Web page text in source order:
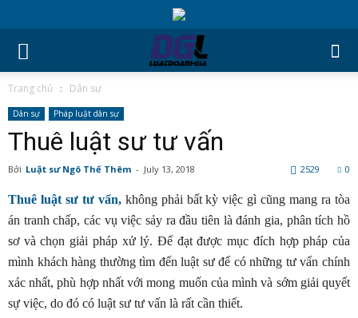
Trang chủ Dân sự
Dân sự Pháp luật dân sự
Thuê luật sư tư vấn
Bởi Luật sư Ngô Thế Thêm - July 13, 2018 0
2529
Thuê luật sư tư vấn,không phải bất kỳ việc gì cũng mang ra tòa
án tranh chấp, các vụ việc sảy ra đầu tiên là đánh gia, phân tích hồ
sơ và chọn giải pháp xử lý. Để đạt được mục đích hợp pháp của
mình khách hàng thường tìm đến luật sư để có những tư vấn chính
xác nhất, phù hợp nhất với mong muốn của mình và sớm giải quyết
sự việc, do đó có luật sư tư vấn là rất cần thiết.